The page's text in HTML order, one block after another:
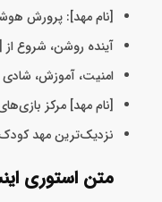
[نام مهد]: پرورش
آینده روشن، شروع از
امنیت، آموزش، شادی
[نام مهد] مرکز
نزدیک‌ترین مهد کودک
متن استوری